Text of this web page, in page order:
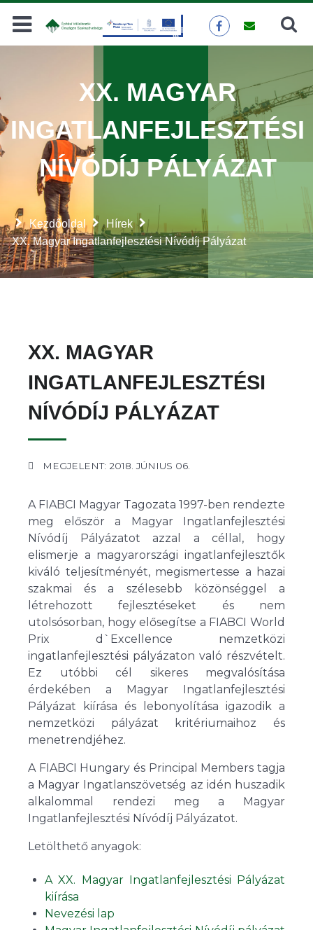
Keresés
Kezdőoldal
Hírek
XX. Magyar Ingatlanfejlesztési Nívódíj Pályázat
XX. MAGYAR
INGATLANFEJLESZTÉSI
NÍVÓDÍJ PÁLYÁZAT
XX. MAGYAR
INGATLANFEJLESZTÉSI
NÍVÓDÍJ PÁLYÁZAT
MEGJELENT: 2018. JÚNIUS 06.
A FIABCI Magyar Tagozata 1997-ben rendezte
meg először a Magyar Ingatlanfejlesztési
Nívódíj Pályázatot azzal a céllal, hogy
elismerje a magyarországi ingatlanfejlesztők
kiváló teljesítményét, megismertesse a hazai
szakmai és a szélesebb közönséggel a
létrehozott fejlesztéseket és nem
utolsósorban, hogy elősegítse a FIABCI World
Prix d`Excellence nemzetközi
ingatlanfejlesztési pályázaton való részvételt.
Ez utóbbi cél sikeres megvalósítása
érdekében a Magyar Ingatlanfejlesztési
Pályázat kiírása és lebonyolítása igazodik a
nemzetközi pályázat kritériumaihoz és
menetrendjéhez.
A FIABCI Hungary és Principal Members tagja
a Magyar Ingatlanszövetség az idén huszadik
alkalommal rendezi meg a Magyar
Ingatlanfejlesztési Nívódíj Pályázatot.
Letölthető anyagok:
A XX. Magyar Ingatlanfejlesztési Pályázat
kiírása
Nevezési lap